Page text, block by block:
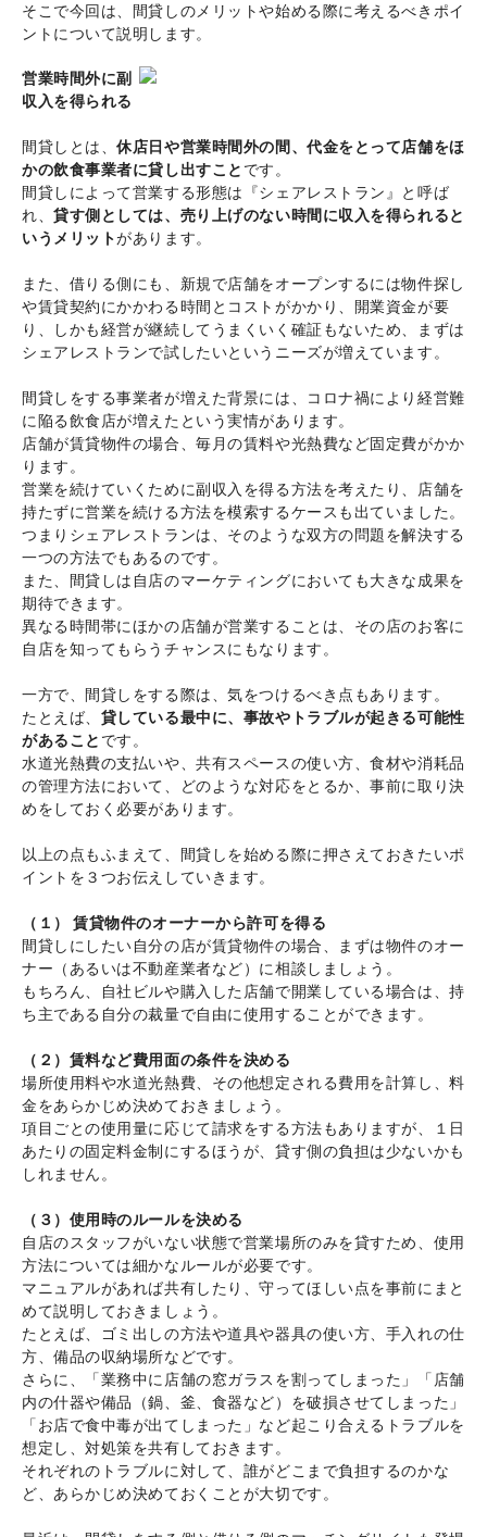
そこで今回は、間貸しのメリットや始める際に考えるべきポイ
ントについて説明します。
営業時間外に副
収入を得られる
間貸しとは、休店日や営業時間外の間、代金をとって店舗をほ
かの飲食事業者に貸し出すこと です。
間貸しによって営業する形態は『シェアレストラン』と呼ば
れ、貸す側としては、売り上げのない時間に収入を得られると
いうメリットがあります。
また、借りる側にも、新規で店舗をオープンするには物件探し
や賃貸契約にかかわる時間とコストがかかり、開業資金が要
り、しかも経営が継続してうまくいく確証もないため、まずは
シェアレストランで試したいというニーズが増えています。
間貸しをする事業者が増えた背景には、コロナ禍により経営難
に陥る飲食店が増えたという実情があります。
店舗が賃貸物件の場合、毎月の賃料や光熱費など固定費がかか
ります。
営業を続けていくために副収入を得る方法を考えたり、店舗を
持たずに営業を続ける方法を模索するケースも出ていました。
つまりシェアレストランは、そのような双方の問題を解決する
一つの方法でもあるのです。
また、間貸しは自店のマーケティングにおいても大きな成果を
期待できます。
異なる時間帯にほかの店舗が営業することは、その店のお客に
自店を知ってもらうチャンスにもなります。
一方で、間貸しをする際は、気をつけるべき点もあります。
たとえば、 貸している最中に、事故やトラブルが起きる可能性
があること です。
水道光熱費の支払いや、共有スペースの使い方、食材や消耗品
の管理方法において、どのような対応をとるか、事前に取り決
めをしておく必要があります。
以上の点もふまえて、間貸しを始める際に押さえておきたいポ
イントを３つお伝えしていきます。
（１） 賃貸物件のオーナーから許可を得る
間貸しにしたい自分の店が賃貸物件の場合、まずは物件のオー
ナー（あるいは不動産業者など）に相談しましょう。
もちろん、自社ビルや購入した店舗で開業している場合は、持
ち主である自分の裁量で自由に使用することができます。
（２）賃料など費用面の条件を決める
場所使用料や水道光熱費、その他想定される費用を計算し、料
金をあらかじめ決めておきましょう。
項目ごとの使用量に応じて請求をする方法もありますが、１日
あたりの固定料金制にするほうが、貸す側の負担は少ないかも
しれません。
（３）使用時のルールを決める
自店のスタッフがいない状態で営業場所のみを貸すため、使用
方法については細かなルールが必要です。
マニュアルがあれば共有したり、守ってほしい点を事前にまと
めて説明しておきましょう。
たとえば、ゴミ出しの方法や道具や器具の使い方、手入れの仕
方、備品の収納場所などです。
さらに、「業務中に店舗の窓ガラスを割ってしまった」「店舗
内の什器や備品（鍋、釜、食器など）を破損させてしまった」
「お店で食中毒が出てしまった」など起こり合えるトラブルを
想定し、対処策を共有しておきます。
それぞれのトラブルに対して、誰がどこまで負担するのかな
ど、あらかじめ決めておくことが大切です。